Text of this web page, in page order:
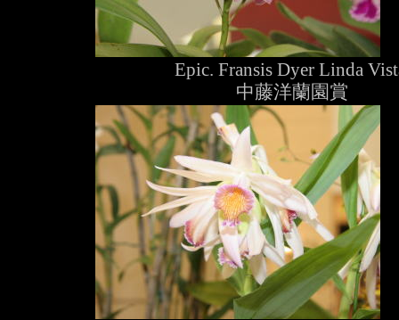
Epic. Fransis Dyer Linda
中藤洋蘭園賞